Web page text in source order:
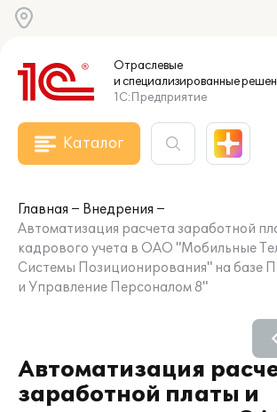
Отраслевые
и специализированные
1С:Предприятие
Каталог
Главная
Внедрения
Автоматизация расчета заработной
кадрового учета в ОАО "Мобильные
Системы Позиционирования" на базе
и Управление Персоналом 8"
Автоматизация
заработной платы и